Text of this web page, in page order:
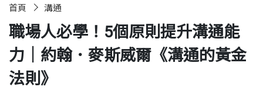
首頁 溝通
職場人必學！5個原則提升溝通能
力｜約翰．麥斯威爾《溝通的黃金
法則》